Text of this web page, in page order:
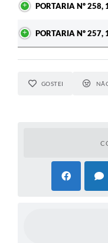
PORTARIA Nº 258,
PORTARIA Nº 257,
GOSTEI